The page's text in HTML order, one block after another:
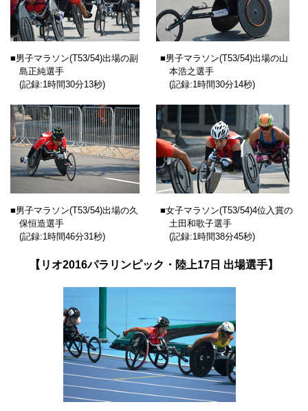
■男子マラソン(T53/54)出場の副
島正純選手
(記録:1時間30分13秒)
■男子マラソン(T53/54)出場の山
本浩之選手
(記録:1時間30分14秒)
■男子マラソン(T53/54)出場の久
保恒造選手
(記録:1時間46分31秒)
■女子マラソン(T53/54)4位入賞の
土田和歌子選手
(記録:1時間38分45秒)
【リオ2016パラリンピック・陸上17日 出場選手】